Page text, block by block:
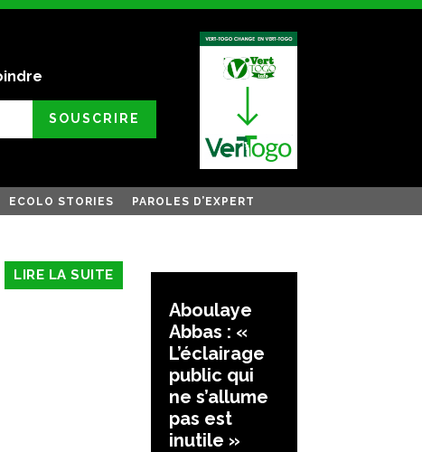
SOUSCRIRE
ECOLO STORIES PAROLES D’EXPERT
LIRE LA SUITE
Aboulaye
Abbas : «
L’éclairage
public qui
ne s’allume
pas est
inutile »